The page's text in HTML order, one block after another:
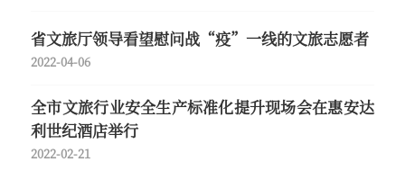
省文旅厅领导看望慰问战“疫”一线的文旅志愿者
2022-04-06
全市文旅行业安全生产标准化提升现场会在惠安达
利世纪酒店举行
2022-02-21